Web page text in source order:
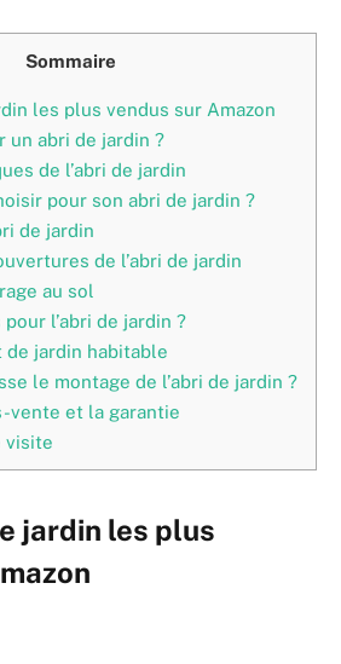
Sommaire
les plus vendus sur Amazon
un abri de jardin ?
de l’abri de jardin
pour son abri de jardin ?
de jardin
de l’abri de jardin
au sol
l’abri de jardin ?
de jardin habitable
le montage de l’abri de jardin ?
vente et la garantie
visite
jardin les plus